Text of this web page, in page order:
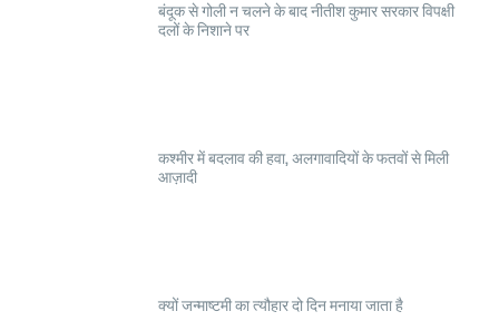
बंदूक से गोली न चलने के बाद नीतीश कुमार सरकार विपक्षी
दलों के निशाने पर
कश्मीर में बदलाव की हवा, अलगावादियों के फतवों से मिली
आज़ादी
क्यों जन्माष्टमी का त्यौहार दो दिन मनाया जाता है